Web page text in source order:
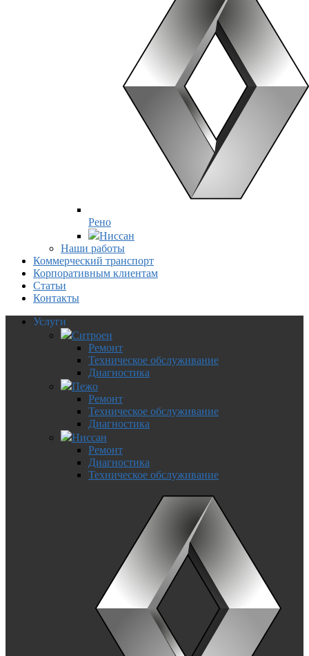
Рено
Ниссан
Наши работы
Коммерческий транспорт
Корпоративным клиентам
Статьи
Контакты
Услуги
Ситроен
Ремонт
Техническое обслуживание
Диагностика
Пежо
Ремонт
Техническое обслуживание
Диагностика
Ниссан
Ремонт
Диагностика
Техническое обслуживание